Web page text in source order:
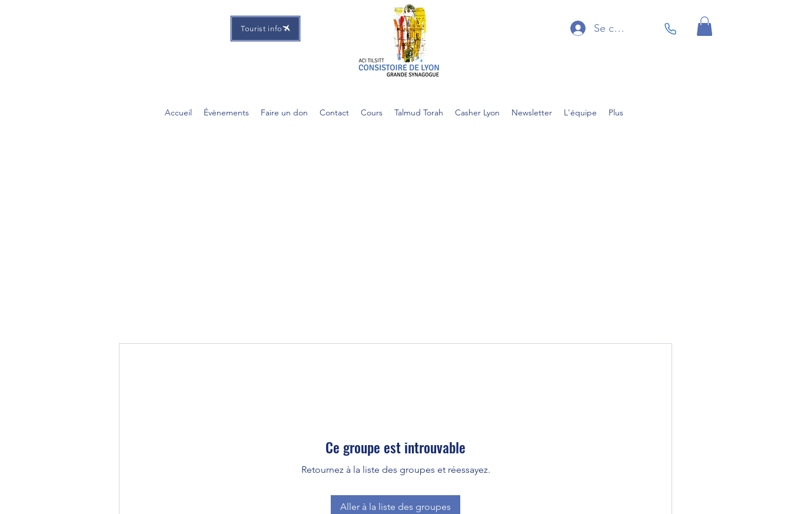
Se connecter
Tourist info
Accueil Évènements Faire un don Contact Cours Talmud Torah Casher Lyon Newsletter L'équipe Plus
Ce groupe est introuvable
Retournez à la liste des groupes et réessayez.
Aller à la liste des groupes